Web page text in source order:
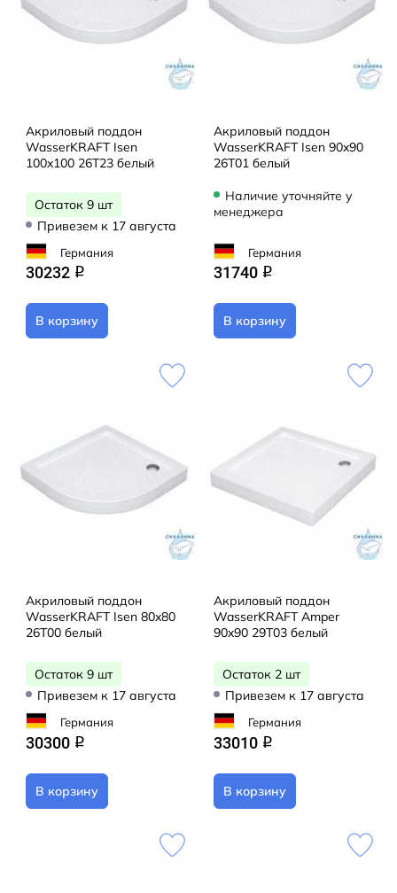
Акриловый поддон
WasserKRAFT Isen
100x100 26T23 белый
Остаток 9 шт
Привезем к 17 августа
Германия
30232 q
В корзину
Акриловый поддон
WasserKRAFT Isen 90x90
26T01 белый
Наличие уточняйте у
менеджера
Германия
31740 q
В корзину
Акриловый поддон
WasserKRAFT Isen 80x80
26T00 белый
Остаток 9 шт
Привезем к 17 августа
Германия
30300 q
В корзину
Акриловый поддон
WasserKRAFT Amper
90x90 29T03 белый
Остаток 2 шт
Привезем к 17 августа
Германия
33010 q
В корзину